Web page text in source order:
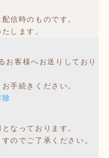
信時のものです。
します。
お客様へお送りしており
手続きください。
除
なっております。
のでご了承ください。